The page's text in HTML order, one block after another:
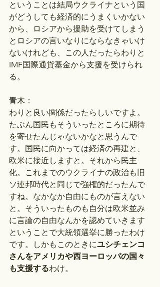
ということは結局ウクライナという国
がどうしても経済的にうまくいかない
から、ロシアから援助を受けてしまう
とロシアの言いなりにならなきゃいけ
ないけれども、この人だったらわりと
IMF国際通貨基金から支援を受けられ
る。
青木：
わりと良い関係だったらしいですよ。
たぶん国民もそういったところに期待
を寄せたんじゃないかなと思うんで
す。国民に向かっては経済の再建と、
欧米に接近しますと。それから民主
化。これまでのウクライナの政治も旧
ソ連邦時代と同じで強権的だったんで
すね。なかなか自由にものが言えない
と。そういったものも自分は欧米並み
に言論の自由なんかを認めていきます
ということで大統領選挙に勝ったわけ
です。しかもこのときにユシチェンコ
さんをアメリカや西ヨーロッパの国々
も支援するわけ。